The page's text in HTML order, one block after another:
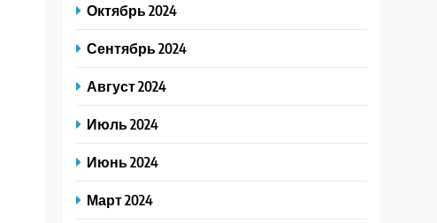
Октябрь 2024
Сентябрь 2024
Август 2024
Июль 2024
Июнь 2024
Март 2024